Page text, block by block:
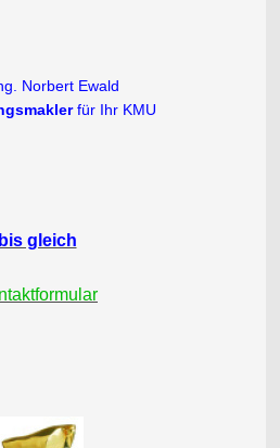
Norbert Ewald
für Ihr KMU
bis gleich